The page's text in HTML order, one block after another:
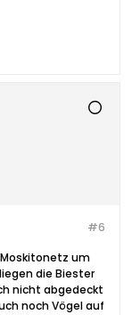
#6
um
die Biester
nicht abgedeckt
noch Vögel auf